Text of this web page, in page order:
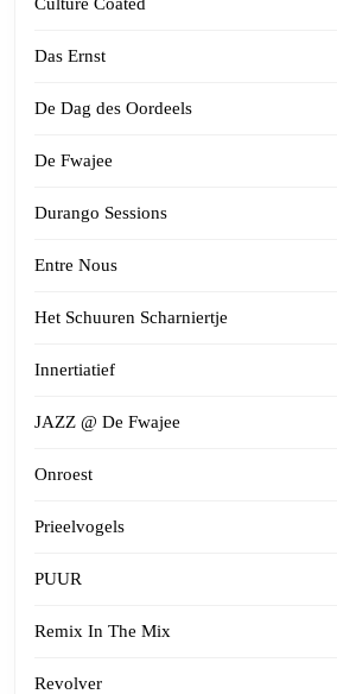
Culture Coated
Das Ernst
De Dag des Oordeels
De Fwajee
Durango Sessions
Entre Nous
Het Schuuren Scharniertje
Innertiatief
JAZZ @ De Fwajee
Onroest
Prieelvogels
PUUR
Remix In The Mix
Revolver